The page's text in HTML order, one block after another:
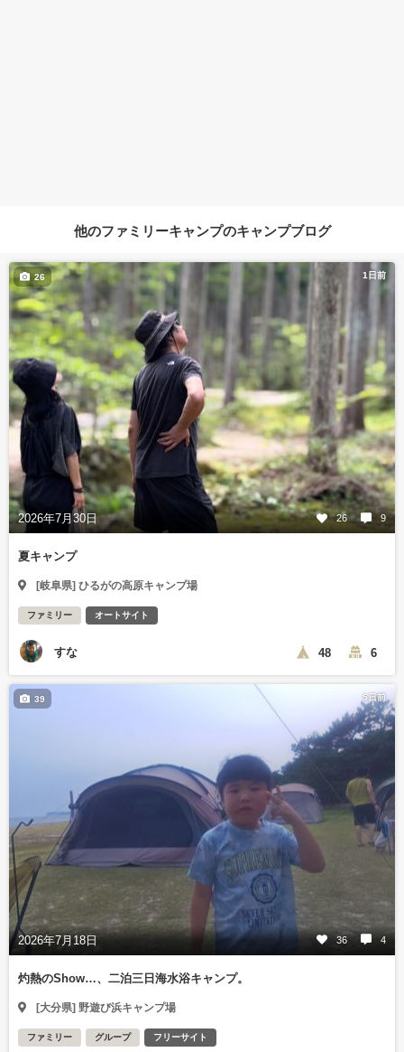
他のファミリーキャンプのキャンプブログ
1日前
2026年7月30日 26 9
26
夏キャンプ
[岐阜県] ひるがの高原キャンプ場
ファミリー オートサイト
すな 48 6
5日前
2026年7月18日 36 4
39
灼熱のShow…、二泊三日海水浴キャンプ。
[大分県] 野遊び浜キャンプ場
ファミリー グループ フリーサイト